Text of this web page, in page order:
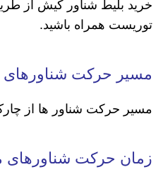
خرید بلیط شناور کیش از
توریست همراه باشید.
مسیر حرکت
مسیر حرکت شناور ها از
زمان حرکت